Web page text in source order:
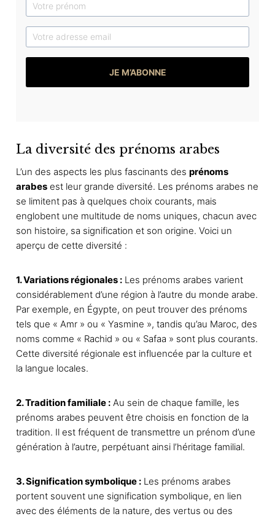
JE M’ABONNE
La diversité des prénoms arabes
L’un des aspects les plus fascinants des prénoms
arabes est leur grande diversité. Les prénoms arabes ne
se limitent pas à quelques choix courants, mais
englobent une multitude de noms uniques, chacun avec
son histoire, sa signification et son origine. Voici un
aperçu de cette diversité :
1. Variations régionales : Les prénoms arabes varient
considérablement d’une région à l’autre du monde arabe.
Par exemple, en Égypte, on peut trouver des prénoms
tels que « Amr » ou « Yasmine », tandis qu’au Maroc, des
noms comme « Rachid » ou « Safaa » sont plus courants.
Cette diversité régionale est influencée par la culture et
la langue locales.
2. Tradition familiale : Au sein de chaque famille, les
prénoms arabes peuvent être choisis en fonction de la
tradition. Il est fréquent de transmettre un prénom d’une
génération à l’autre, perpétuant ainsi l’héritage familial.
3. Signification symbolique : Les prénoms arabes
portent souvent une signification symbolique, en lien
avec des éléments de la nature, des vertus ou des